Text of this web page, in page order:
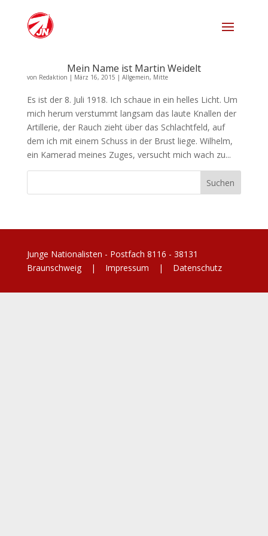
Mein Name ist Martin Weidelt
von Redaktion | März 16, 2015 | Allgemein, Mitte
Es ist der 8. Juli 1918. Ich schaue in ein helles Licht. Um
mich herum verstummt langsam das laute Knallen der
Artillerie, der Rauch zieht über das Schlachtfeld, auf
dem ich mit einem Schuss in der Brust liege. Wilhelm,
ein Kamerad meines Zuges, versucht mich wach zu...
Junge Nationalisten - Postfach 8116 - 38131
Braunschweig | Impressum | Datenschutz